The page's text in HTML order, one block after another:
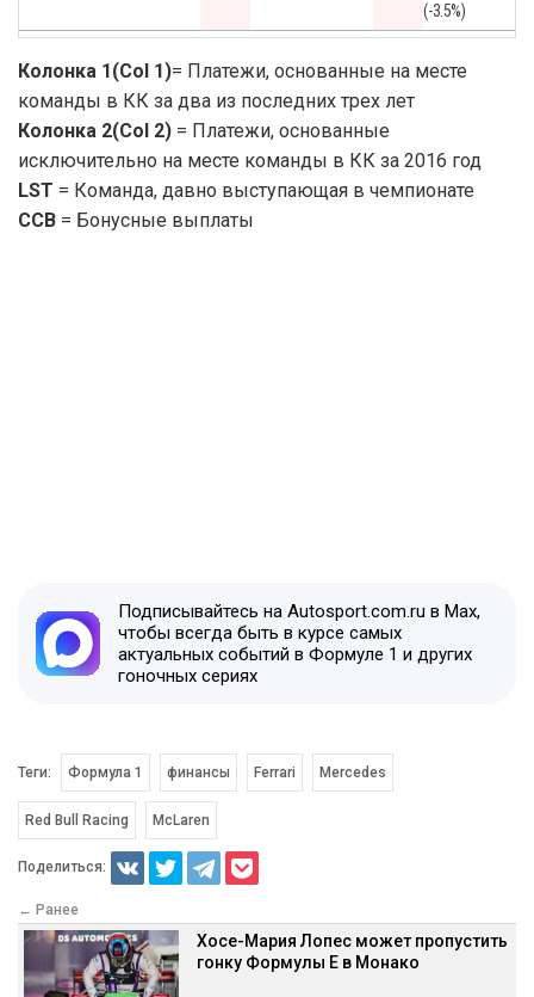
(-3.5%)
Колонка 1(Col 1)= Платежи, основанные на месте
команды в КК за два из последних трех лет
Колонка 2(Col 2) = Платежи, основанные
исключительно на месте команды в КК за 2016 год
LST = Команда, давно выступающая в чемпионате
CCB = Бонусные выплаты
Подписывайтесь на Autosport.com.ru в Max,
чтобы всегда быть в курсе самых
актуальных событий в Формуле 1 и других
гоночных сериях
Теги: Формула 1 финансы Ferrari Mercedes
Red Bull Racing McLaren
Поделиться:
← Ранее
Хосе-Мария Лопес может пропустить
гонку Формулы Е в Монако